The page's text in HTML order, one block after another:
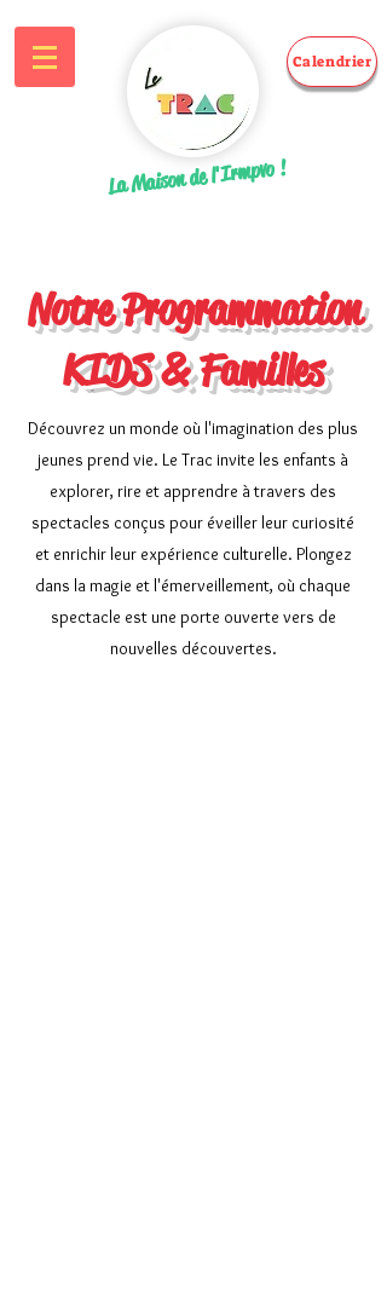
Calendrier
La Maison de l'Irmpvo !
Notre Programmation
KIDS & Familles
Découvrez un monde où l'imagination des plus
jeunes prend vie. Le Trac invite les enfants à
explorer, rire et apprendre à travers des
spectacles conçus pour éveiller leur curiosité
et enrichir leur expérience culturelle. Plongez
dans la magie et l'émerveillement, où chaque
spectacle est une porte ouverte vers de
nouvelles découvertes.